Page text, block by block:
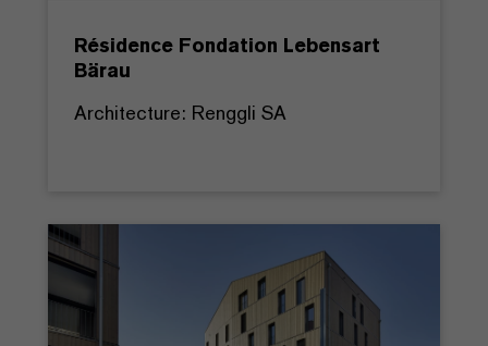
Résidence Fondation Lebensart
Bärau
Architecture: Renggli SA